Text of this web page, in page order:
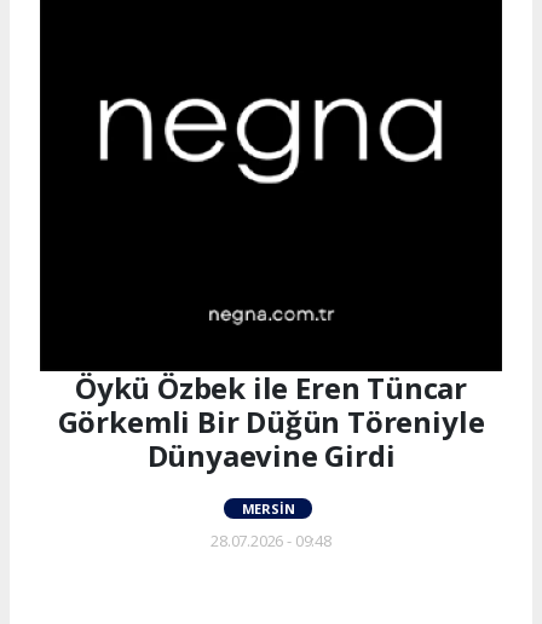
Öykü Özbek ile Eren Tüncar
Görkemli Bir Düğün Töreniyle
Dünyaevine Girdi
MERSIN
28.07.2026 - 09:48